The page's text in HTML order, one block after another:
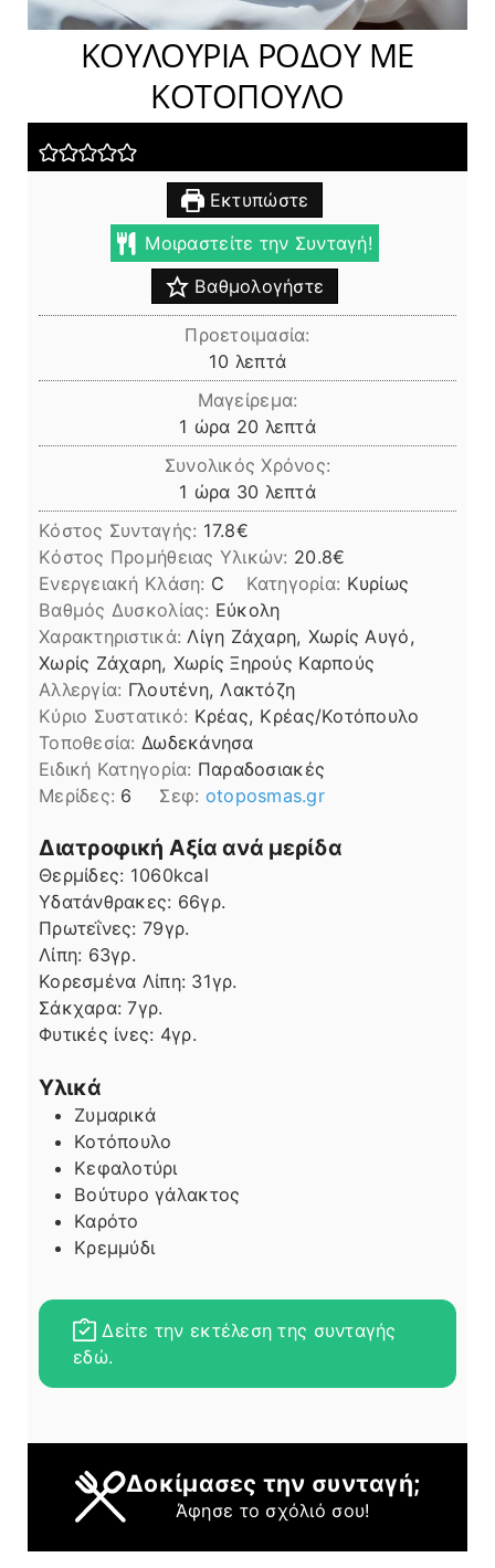
ΚΟΥΛΟΥΡΙΑ ΡΟΔΟΥ ΜΕ
ΚΟΤΟΠΟΥΛΟ
Εκτυπώστε
Μοιραστείτε την Συνταγή!
Βαθμολογήστε
Προετοιμασία:
10 λεπτά
λεπτά
Μαγείρεμα:
1 ώρα
ώρα 20 λεπτά
λεπτά
Συνολικός Χρόνος:
1 ώρα
ώρα 30 λεπτά
λεπτά
Κόστος Συνταγής: 17.8€
Kόστος Προμήθειας Υλικών: 20.8
Ενεργειακή Κλάση: C Κατηγορία: Κυρίως
Βαθμός Δυσκολίας: Εύκολη
Χαρακτηριστικά: Λίγη Ζάχαρη, Χωρίς Αυγό,
Χωρίς Ζάχαρη, Χωρίς Ξηρούς Καρπούς
Αλλεργία: Γλουτένη, Λακτόζη
Kύριο Συστατικό: Κρέας, Κρέας/Κοτόπουλο
Τοποθεσία: Δωδεκάνησα
Ειδική Κατηγορία: Παραδοσιακές
Μερίδες: 6 Σεφ: otoposmas.gr
Διατροφική Αξία ανά μερίδα
Θερμίδες: 1060kcal
Υδατάνθρακες: 66γρ.
Πρωτεΐνες: 79γρ.
Λίπη
Λίπη: 63γρ.
Κορεσμένα Λίπη: 31γρ.
Σάκχαρα:7γρ.
Φυτικές ίνες: 4γρ.
Υλικά
Ζυμαρικά
Κοτόπουλο
Κεφαλοτύρι
Βούτυρο γάλακτος
Καρότο
Κρεμμύδι
Δείτε την εκτέλεση της συνταγής
εδώ.
Δοκίμασες την συνταγή;
Άφησε το σχόλιό σου!